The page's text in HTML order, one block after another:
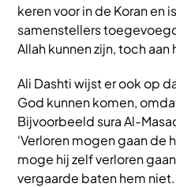
keren voor in de Koran en
samenstellers
Allah kunnen zijn, toch
Ali Dashti wijst er ook op
God kunnen komen,
Bijvoorbeeld sura Al-
‘Verloren mogen gaan de
moge hij zelf verloren
vergaarde baten hem